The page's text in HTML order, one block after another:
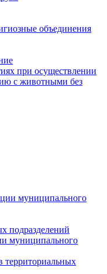
объединения
при осуществлении
с животными без
муниципального
подразделений
муниципального
территориальных